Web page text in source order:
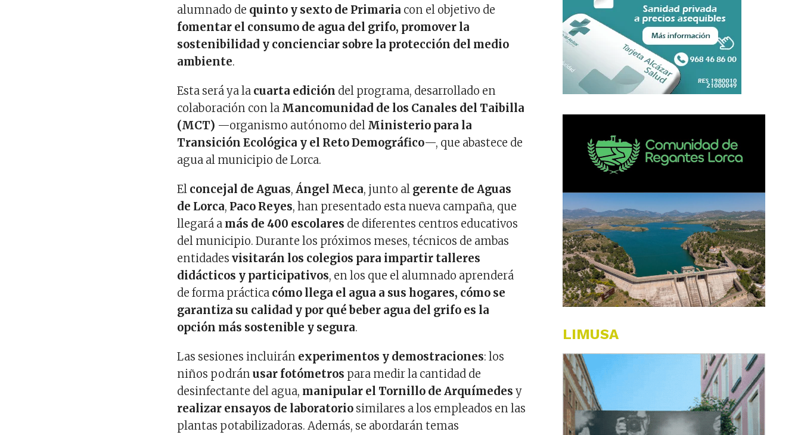
alumnado de quinto y sexto de Primaria con el objetivo de
fomentar el consumo de agua del grifo, promover la
sostenibilidad y concienciar sobre la protección del medio
ambiente.
Esta será ya la cuarta edición del programa, desarrollado en
colaboración con la Mancomunidad de los Canales del Taibilla
(MCT) —organismo autónomo del Ministerio para la
Transición Ecológica y el Reto Demográfico—, que abastece de
agua al municipio de Lorca.
El concejal de Aguas,Ángel Meca, junto al gerente de Aguas
de Lorca, Paco Reyes, han presentado esta nueva campaña, que
llegará a más de 400 escolares de diferentes centros educativos
del municipio. Durante los próximos meses, técnicos de ambas
entidadesvisitarán los colegios para impartir talleres
didácticos y participativos, en los que el alumnado aprenderá
de forma práctica cómo llega el agua a sus hogares, cómo se
garantiza su calidad y por qué beber agua del grifo es la
opción más sostenible y segura.
Las sesiones incluirán experimentos y demostraciones: los
niños podránusar fotómetros para medir la cantidad de
desinfectante del agua, manipular el Tornillo de Arquímedes y
realizar ensayos de laboratorio similares a los empleados en las
plantas potabilizadoras. Además, se abordarán temas
LIMUSA